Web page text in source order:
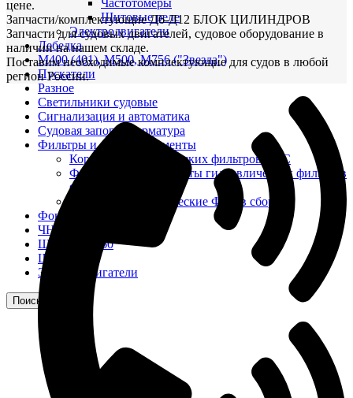
Частотомеры
Щитовые реле
Электродвигатели
Лебедка
М400 (401), М500, М756 ("Звезда")
Пускатели
Разное
Светильники судовые
Сигнализация и автоматика
Судовая запорная арматура
Фильтры и фильтроэлементы
Корпусы гидравлических фильтров ФГС
Фильтрующие элементы гидравлических фильтров
ФГС
Фильтры гидравлические ФГС в сборе
Фонари
ЧН 25/34
Шкода 6S-160
Шкода-275
Электродвигатели
Поиск
цене.
Запчасти/комплектующие Д6-Д12 БЛОК ЦИЛИНДРОВ
Запчасти для судовых двигателей, судовое оборудование в
наличии на нашем складе.
Поставим необходимые комплектующие для судов в любой
регион России.